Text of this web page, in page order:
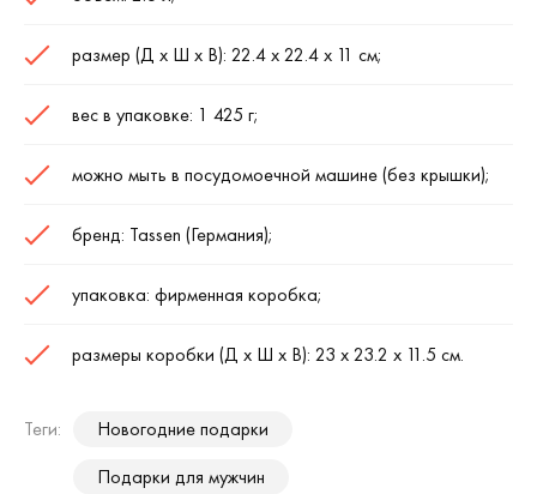
размер (Д х Ш х В): 22.4 х 22.4 х 11 см;
вес в упаковке: 1 425 г;
можно мыть в посудомоечной машине (без крышки);
бренд: Tassen (Германия);
упаковка: фирменная коробка;
размеры коробки (Д х Ш х В): 23 х 23.2 х 11.5 см.
Теги:
Новогодние подарки
Подарки для мужчин